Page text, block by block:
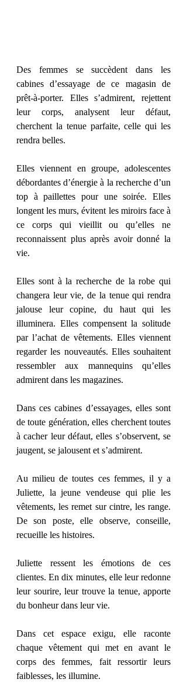
Des femmes se succèdent dans les
cabines d’essayage de ce magasin de
prêt-à-porter. Elles s’admirent, rejettent
leur corps, analysent leur défaut,
cherchent la tenue parfaite, celle qui les
rendra belles.
Elles viennent en groupe, adolescentes
débordantes d’énergie à la recherche d’un
top à paillettes pour une soirée. Elles
longent les murs, évitent les miroirs face à
ce corps qui vieillit ou qu’elles ne
reconnaissent plus après avoir donné la
vie.
Elles sont à la recherche de la robe qui
changera leur vie, de la tenue qui rendra
jalouse leur copine, du haut qui les
illuminera. Elles compensent la solitude
par l’achat de vêtements. Elles viennent
regarder les nouveautés. Elles souhaitent
ressembler aux mannequins qu’elles
admirent dans les magazines.
Dans ces cabines d’essayages, elles sont
de toute génération, elles cherchent toutes
à cacher leur défaut, elles s’observent, se
jaugent, se jalousent et s’admirent.
Au milieu de toutes ces femmes, il y a
Juliette, la jeune vendeuse qui plie les
vêtements, les remet sur cintre, les range.
De son poste, elle observe, conseille,
recueille les histoires.
Juliette ressent les émotions de ces
clientes. En dix minutes, elle leur redonne
leur sourire, leur trouve la tenue, apporte
du bonheur dans leur vie.
Dans cet espace exigu, elle raconte
chaque vêtement qui met en avant le
corps des femmes, fait ressortir leurs
faiblesses, les illumine.